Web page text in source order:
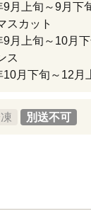
9月上旬～9月
スカット
9月上旬～10月
ス
10月下旬～12
別送不可